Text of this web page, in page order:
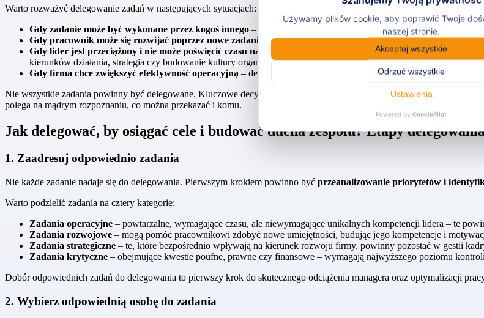
Warto rozważyć delegowanie zadań w następujących sytuacjach:
Gdy zadanie może być wykonane przez kogoś innego – jeśli w zespole są osoby z odpowiednimi
Gdy pracownik może się rozwijać poprzez nowe zadania
– delegowanie obowiązków to doskonała okazja do
Gdy lider jest przeciążony i nie może poświęcić czasu na zadania strategiczne
– wykonywanie zbyt wielu
kierunków działania, strategia czy budowanie kultury organizacyjnej.
Gdy firma chce zwiększyć efektywność operacyjną – delegowanie zadań pracownikom może prowadzić do
Nie wszystkie zadania powinny być delegowane. Kluczowe decyzje strategiczne, kwestie poufne czy sprawy wymagające
polega na mądrym rozpoznaniu, co można przekazać i komu.
Jak delegować, by osiągać cele i budować ducha zespołu? Etapy
1. Zaadresuj odpowiednio zadania
Nie każde zadanie nadaje się do delegowania. Pierwszym krokiem powinno być przeanalizowanie priorytetów i
Warto podzielić zadania na cztery kategorie:
Zadania operacyjne – powtarzalne, wymagające czasu, ale niewymagające unikalnych kompetencji lidera – te
Zadania rozwojowe – mogą pomóc pracownikowi zdobyć nowe umiejętności, budując jego kompetencje i
Zadania strategiczne – te, które bezpośrednio wpływają na kierunek rozwoju firmy, powinny pozostać w gestii
Zadania krytyczne – obejmujące kwestie poufne, prawne czy finansowe – wymagają najwyższego poziomu
Dobór odpowiednich zadań do delegowania to pierwszy krok do skutecznego odciążenia managera oraz optymalizacji
2. Wybierz odpowiednią osobę do zadania